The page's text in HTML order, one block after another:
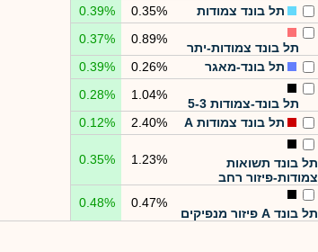
תל בונד צמודות
0.35%
0.39%
תל בונד צמודות-יתר
0.89%
0.37%
תל בונד-מאגר
0.26%
0.39%
תל בונד-צמודות 5-3
1.04%
0.28%
תל בונד צמודות A
2.40%
0.12%
תל בונד תשואות
צמודות-פיזור רחב
1.23%
0.35%
תל בונד A פיזור מנפיקים
0.47%
0.48%